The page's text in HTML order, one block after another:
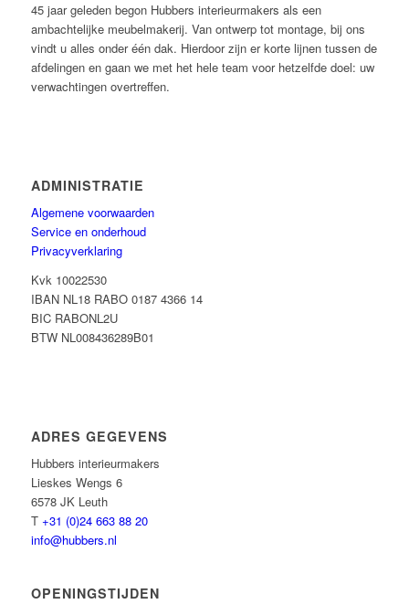
45 jaar geleden begon Hubbers interieurmakers als een
ambachtelijke meubelmakerij. Van ontwerp tot montage, bij ons
vindt u alles onder één dak. Hierdoor zijn er korte lijnen tussen de
afdelingen en gaan we met het hele team voor hetzelfde doel: uw
verwachtingen overtreffen.
ADMINISTRATIE
Algemene voorwaarden
Service en onderhoud
Privacyverklaring
Kvk 10022530
IBAN NL18 RABO 0187 4366 14
BIC RABONL2U
BTW NL008436289B01
ADRES GEGEVENS
Hubbers interieurmakers
Lieskes Wengs 6
6578 JK Leuth
T +31 (0)24 663 88 20
info@hubbers.nl
OPENINGSTIJDEN